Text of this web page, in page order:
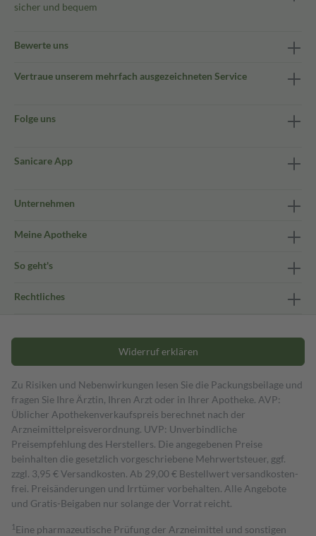
sicher und bequem
Bewerte uns
Vertraue unserem mehrfach ausgezeichneten Service
Folge uns
Sanicare App
Unternehmen
Meine Apotheke
So geht's
Rechtliches
Widerruf erklären
Zu Risiken und Nebenwirkungen lesen Sie die Packungsbeilage und
fragen Sie Ihre Ärztin, Ihren Arzt oder in Ihrer Apotheke. AVP:
Üblicher Apothekenverkaufspreis berechnet nach der
Arzneimittelpreisverordnung. UVP: Unverbindliche
Preisempfehlung des Herstellers. Die angegebenen Preise
beinhalten die gesetzlich vorgeschriebene Mehrwertsteuer, ggf.
zzgl. 3,95 € Versandkosten. Ab 29,00 € Bestell­wert versand­kosten­
frei. Preisänderungen und Irrtümer vorbehalten. Alle Angebote
und Gratis-Beigaben nur solange der Vorrat reicht.
1 Eine pharmazeutische Prüfung der Arzneimittel und sonstigen